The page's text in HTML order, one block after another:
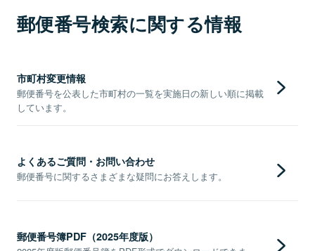
郵便番号検索に関する情報
市町村変更情報
郵便番号を公表した市町村の一覧を実施日の新しい順に掲載
しています。
よくあるご質問・お問い合わせ
郵便番号に関するさまざまな疑問にお答えします。
郵便番号簿PDF（2025年度版）